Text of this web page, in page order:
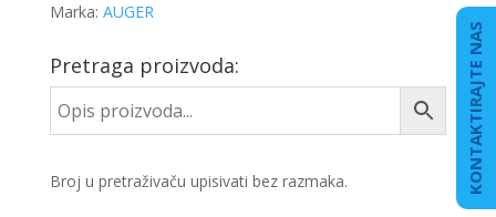
Marka: AUGER
Pretraga proizvoda:
Broj u pretraživaču upisivati bez razmaka. KONTAKTIRAJTE NAS